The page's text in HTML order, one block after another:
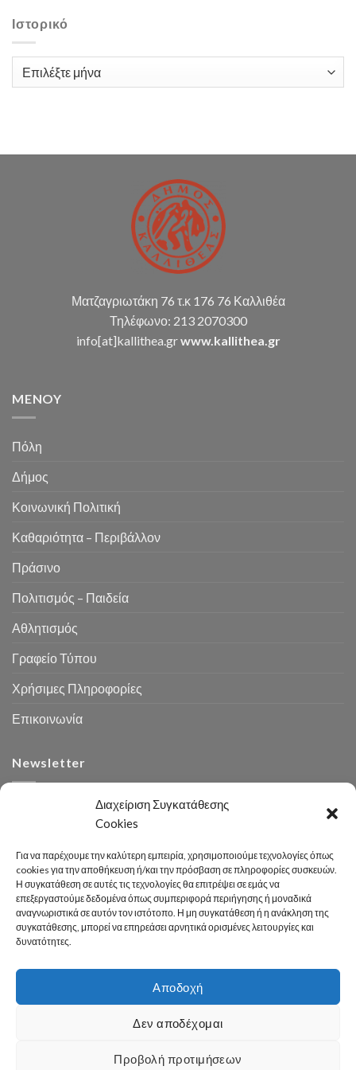
Διαχείριση Συγκατάθεσης
Cookies
Για να παρέχουμε την καλύτερη εμπειρία, χρησιμοποιούμε τεχνολογίες όπως
cookies για την αποθήκευση ή/και την πρόσβαση σε πληροφορίες συσκευών.
Η συγκατάθεση σε αυτές τις τεχνολογίες θα επιτρέψει σε εμάς να
επεξεργαστούμε δεδομένα όπως συμπεριφορά περιήγησης ή μοναδικά
αναγνωριστικά σε αυτόν τον ιστότοπο. Η μη συγκατάθεση ή η ανάκληση της
συγκατάθεσης, μπορεί να επηρεάσει αρνητικά ορισμένες λειτουργίες και
δυνατότητες.
Αποδοχή
Δεν αποδέχομαι
Προβολή προτιμήσεων
υποστήριξης
σύνταξη
καταστάσεων
κ.α.)
Ιστορικό
Ιστορικό
Ματζαγριωτάκη 76 τ.κ 176 76 Καλλιθέα
Τηλέφωνο: 213 2070300
info[at]kallithea.grwww.kallithea.gr
MENOY
Πόλη
Δήμος
Κοινωνική Πολιτική
Καθαριότητα – Περιβάλλον
Πράσινο
Πολιτισμός – Παιδεία
Αθλητισμός
Γραφείο Τύπου
Χρήσιμες Πληροφορίες
Επικοινωνία
Newsletter
Αναζήτηση
Developed 2026 by
Πολιτισμός – Παιδεία Αθλητισμός
Χρήσιμες Πληροφορίες
Επικοινωνία